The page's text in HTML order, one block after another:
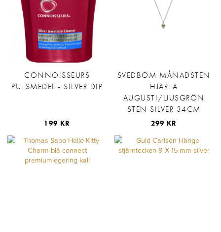
CONNOISSEURS
PUTSMEDEL - SILVER DIP
199 KR
SVEDBOM MÅNADSTEN
HJÄRTA
AUGUSTI/LJUSGRÖN
STEN SILVER 34CM
299 KR